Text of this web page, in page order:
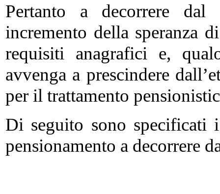
Pertanto a decorrere
incremento della speranza
requisiti anagrafici e,
avvenga a prescindere
per il trattamento
Di seguito sono specificati
pensionamento a decorrere